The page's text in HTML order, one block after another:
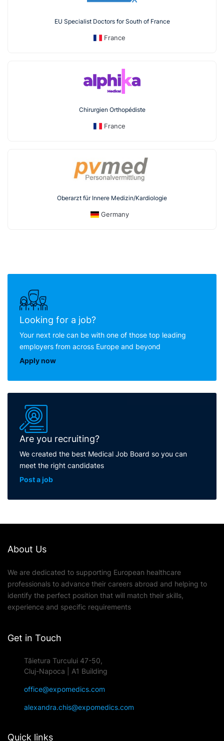
EU Specialist Doctors for South of France
France
Chirurgien Orthopédiste
France
Oberarzt für Innere Medizin/Kardiologie
Germany
Looking for a job?
Your next role can be with one of those top leading
employers from across Europe and beyond
Apply now
Are you recruiting?
We created the best Medical Job Board so you can
meet the right candidates
Post a job
About Us
We are dedicated to supporting European healthcare
professionals to advance their careers abroad and helping to
identify the perfect position that will match their skills,
experience and specific requirements
Get in Touch
Tăietura Turcului 47-50,
Cluj-Napoca | A1 Building
office@expomedics.com
alexandra.chis@expomedics.com
Quick links